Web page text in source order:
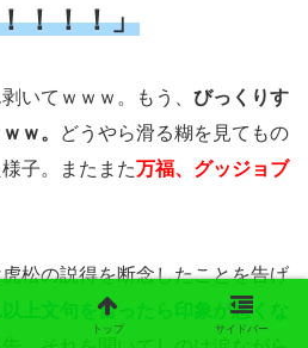
！！！」
いてｗｗｗ。もう、 びっくりす
ｗ。
どうやら滑る糊を見てもの
子。またまた万福、グッジョブ
松の説得を断念したことを告げ
以上文句を言ったら印象が悪くな
トップ サイドバー